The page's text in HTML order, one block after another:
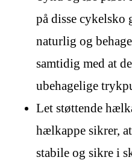
på disse cykelsko
naturlig og
samtidig med at
ubehagelige
Let støttende
hælkappe sikrer,
stabile og sikre i